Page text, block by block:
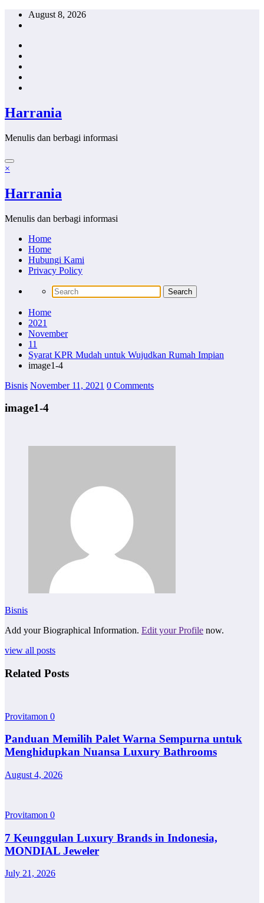
Skip
August 8, 2026
Harrania
Menulis dan berbagi informasi
×
Harrania
Menulis dan berbagi informasi
Home
Home
Hubungi Kami
Privacy Policy
Home
2021
November
11
Syarat KPR Mudah untuk Wujudkan Rumah Impian
image1-4
Bisnis November 11, 2021 0 Comments
image1-4
Bisnis
Add your Biographical Information. Edit your Profile now.
view all posts
Related Posts
Provitamon 0
Panduan Memilih Palet Warna Sempurna untuk
Menghidupkan Nuansa Luxury Bathrooms
August 4, 2026
Provitamon 0
7 Keunggulan Luxury Brands in Indonesia,
MONDIAL Jeweler
July 21, 2026